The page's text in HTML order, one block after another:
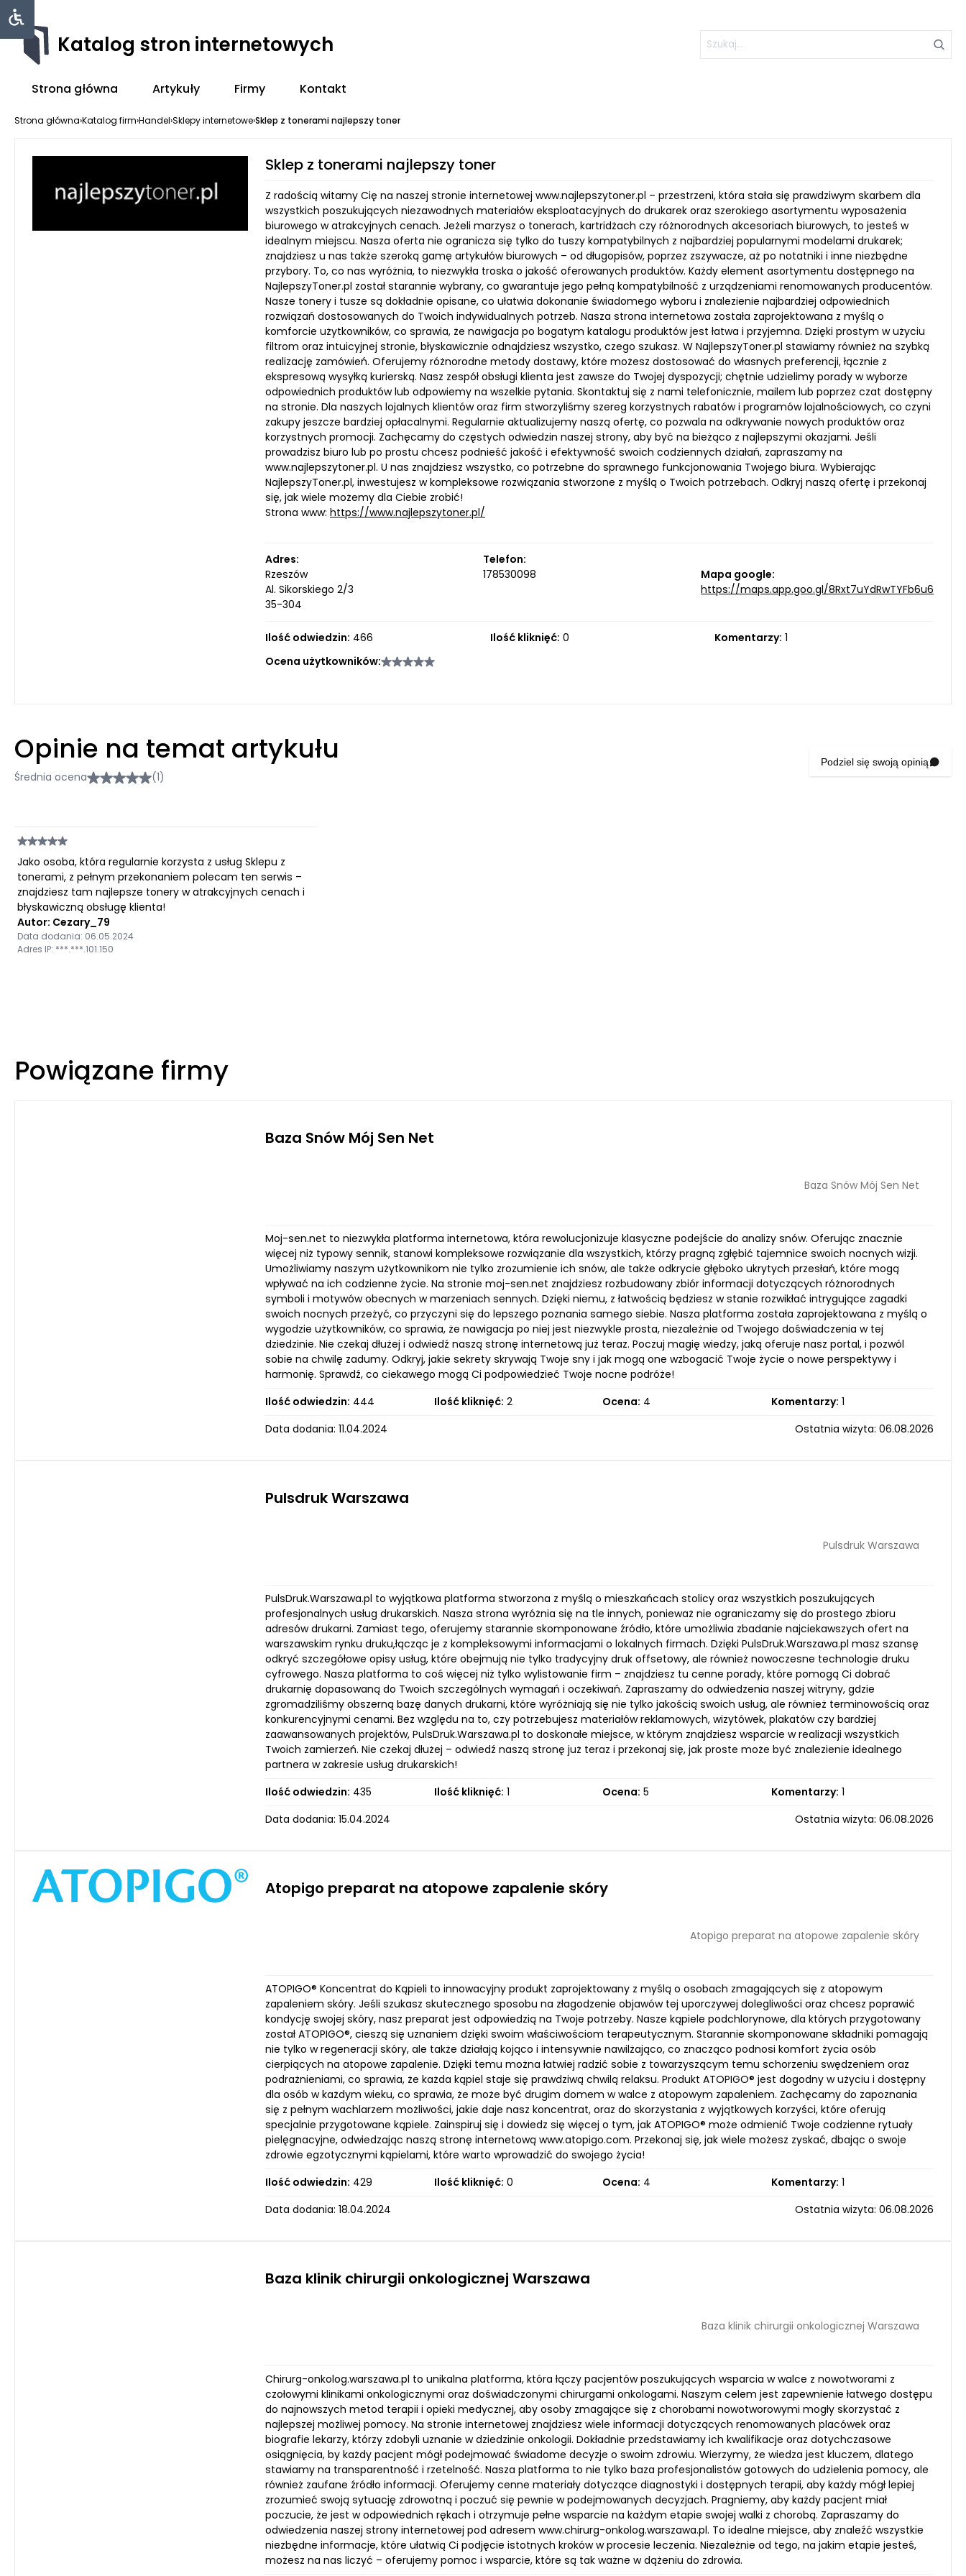
Katalog stron internetowych
Strona główna Artykuły Firmy Kontakt
Strona główna›Katalog firm›Handel›Sklepy internetowe›Sklep z tonerami najlepszy toner
Sklep z tonerami najlepszy toner
Z radością witamy Cię na naszej stronie internetowej www.najlepszytoner.pl – przestrzeni, która stała się prawdziwym skarbem dla
wszystkich poszukujących niezawodnych materiałów eksploatacyjnych do drukarek oraz szerokiego asortymentu wyposażenia
biurowego w atrakcyjnych cenach. Jeżeli marzysz o tonerach, kartridżach czy różnorodnych akcesoriach biurowych, to jesteś w
idealnym miejscu. Nasza oferta nie ogranicza się tylko do tuszy kompatybilnych z najbardziej popularnymi modelami drukarek;
znajdziesz u nas także szeroką gamę artykułów biurowych – od długopisów, poprzez zszywacze, aż po notatniki i inne niezbędne
przybory. To, co nas wyróżnia, to niezwykła troska o jakość oferowanych produktów. Każdy element asortymentu dostępnego na
NajlepszyToner.pl został starannie wybrany, co gwarantuje jego pełną kompatybilność z urządzeniami renomowanych producentów.
Nasze tonery i tusze są dokładnie opisane, co ułatwia dokonanie świadomego wyboru i znalezienie najbardziej odpowiednich
rozwiązań dostosowanych do Twoich indywidualnych potrzeb. Nasza strona internetowa została zaprojektowana z myślą o
komforcie użytkowników, co sprawia, że nawigacja po bogatym katalogu produktów jest łatwa i przyjemna. Dzięki prostym w użyciu
filtrom oraz intuicyjnej stronie, błyskawicznie odnajdziesz wszystko, czego szukasz. W NajlepszyToner.pl stawiamy również na szybką
realizację zamówień. Oferujemy różnorodne metody dostawy, które możesz dostosować do własnych preferencji, łącznie z
ekspresową wysyłką kurierską. Nasz zespół obsługi klienta jest zawsze do Twojej dyspozycji; chętnie udzielimy porady w wyborze
odpowiednich produktów lub odpowiemy na wszelkie pytania. Skontaktuj się z nami telefonicznie, mailem lub poprzez czat dostępny
na stronie. Dla naszych lojalnych klientów oraz firm stworzyliśmy szereg korzystnych rabatów i programów lojalnościowych, co czyni
zakupy jeszcze bardziej opłacalnymi. Regularnie aktualizujemy naszą ofertę, co pozwala na odkrywanie nowych produktów oraz
korzystnych promocji. Zachęcamy do częstych odwiedzin naszej strony, aby być na bieżąco z najlepszymi okazjami. Jeśli
prowadzisz biuro lub po prostu chcesz podnieść jakość i efektywność swoich codziennych działań, zapraszamy na
www.najlepszytoner.pl. U nas znajdziesz wszystko, co potrzebne do sprawnego funkcjonowania Twojego biura. Wybierając
NajlepszyToner.pl, inwestujesz w kompleksowe rozwiązania stworzone z myślą o Twoich potrzebach. Odkryj naszą ofertę i przekonaj
się, jak wiele możemy dla Ciebie zrobić!
Strona www: https://www.najlepszytoner.pl/
Adres:
Rzeszów
Al. Sikorskiego 2/3
35-304
Telefon:
178530098
Mapa google:
https://maps.app.goo.gl/8Rxt7uYdRwTYFb6u6
Ilość odwiedzin: 466 Ilość kliknięć: 0 Komentarzy: 1
Ocena użytkowników:
Opinie na temat artykułu
Średnia ocena (1)
Podziel się swoją opinią
Jako osoba, która regularnie korzysta z usług Sklepu z
tonerami, z pełnym przekonaniem polecam ten serwis –
znajdziesz tam najlepsze tonery w atrakcyjnych cenach i
błyskawiczną obsługę klienta!
Autor: Cezary_79
Data dodania: 06.05.2024
Adres IP: ***.***.101.150
Powiązane firmy
Baza Snów Mój Sen Net
Baza Snów Mój Sen Net
Moj-sen.net to niezwykła platforma internetowa, która rewolucjonizuje klasyczne podejście do analizy snów. Oferując znacznie
więcej niż typowy sennik, stanowi kompleksowe rozwiązanie dla wszystkich, którzy pragną zgłębić tajemnice swoich nocnych wizji.
Umożliwiamy naszym użytkownikom nie tylko zrozumienie ich snów, ale także odkrycie głęboko ukrytych przesłań, które mogą
wpływać na ich codzienne życie. Na stronie moj-sen.net znajdziesz rozbudowany zbiór informacji dotyczących różnorodnych
symboli i motywów obecnych w marzeniach sennych. Dzięki niemu, z łatwością będziesz w stanie rozwikłać intrygujące zagadki
swoich nocnych przeżyć, co przyczyni się do lepszego poznania samego siebie. Nasza platforma została zaprojektowana z myślą o
wygodzie użytkowników, co sprawia, że nawigacja po niej jest niezwykle prosta, niezależnie od Twojego doświadczenia w tej
dziedzinie. Nie czekaj dłużej i odwiedź naszą stronę internetową już teraz. Poczuj magię wiedzy, jaką oferuje nasz portal, i pozwól
sobie na chwilę zadumy. Odkryj, jakie sekrety skrywają Twoje sny i jak mogą one wzbogacić Twoje życie o nowe perspektywy i
harmonię. Sprawdź, co ciekawego mogą Ci podpowiedzieć Twoje nocne podróże!
Ilość odwiedzin: 444 Ilość kliknięć: 2 Ocena: 4 Komentarzy: 1
Data dodania: 11.04.2024
Ostatnia wizyta: 06.08.2026
Pulsdruk Warszawa
Pulsdruk Warszawa
PulsDruk.Warszawa.pl to wyjątkowa platforma stworzona z myślą o mieszkańcach stolicy oraz wszystkich poszukujących
profesjonalnych usług drukarskich. Nasza strona wyróżnia się na tle innych, ponieważ nie ograniczamy się do prostego zbioru
adresów drukarni. Zamiast tego, oferujemy starannie skomponowane źródło, które umożliwia zbadanie najciekawszych ofert na
warszawskim rynku druku,łącząc je z kompleksowymi informacjami o lokalnych firmach. Dzięki PulsDruk.Warszawa.pl masz szansę
odkryć szczegółowe opisy usług, które obejmują nie tylko tradycyjny druk offsetowy, ale również nowoczesne technologie druku
cyfrowego. Nasza platforma to coś więcej niż tylko wylistowanie firm – znajdziesz tu cenne porady, które pomogą Ci dobrać
drukarnię dopasowaną do Twoich szczególnych wymagań i oczekiwań. Zapraszamy do odwiedzenia naszej witryny, gdzie
zgromadziliśmy obszerną bazę danych drukarni, które wyróżniają się nie tylko jakością swoich usług, ale również terminowością oraz
konkurencyjnymi cenami. Bez względu na to, czy potrzebujesz materiałów reklamowych, wizytówek, plakatów czy bardziej
zaawansowanych projektów, PulsDruk.Warszawa.pl to doskonałe miejsce, w którym znajdziesz wsparcie w realizacji wszystkich
Twoich zamierzeń. Nie czekaj dłużej – odwiedź naszą stronę już teraz i przekonaj się, jak proste może być znalezienie idealnego
partnera w zakresie usług drukarskich!
Ilość odwiedzin: 435 Ilość kliknięć: 1 Ocena: 5 Komentarzy: 1
Data dodania: 15.04.2024
Ostatnia wizyta: 06.08.2026
Atopigo preparat na atopowe zapalenie skóry
Atopigo preparat na atopowe zapalenie skóry
ATOPIGO® Koncentrat do Kąpieli to innowacyjny produkt zaprojektowany z myślą o osobach zmagających się z atopowym
zapaleniem skóry. Jeśli szukasz skutecznego sposobu na złagodzenie objawów tej uporczywej dolegliwości oraz chcesz poprawić
kondycję swojej skóry, nasz preparat jest odpowiedzią na Twoje potrzeby. Nasze kąpiele podchlorynowe, dla których przygotowany
został ATOPIGO®, cieszą się uznaniem dzięki swoim właściwościom terapeutycznym. Starannie skomponowane składniki pomagają
nie tylko w regeneracji skóry, ale także działają kojąco i intensywnie nawilżająco, co znacząco podnosi komfort życia osób
cierpiących na atopowe zapalenie. Dzięki temu można łatwiej radzić sobie z towarzyszącym temu schorzeniu swędzeniem oraz
podrażnieniami, co sprawia, że każda kąpiel staje się prawdziwą chwilą relaksu. Produkt ATOPIGO® jest dogodny w użyciu i dostępny
dla osób w każdym wieku, co sprawia, że może być drugim domem w walce z atopowym zapaleniem. Zachęcamy do zapoznania
się z pełnym wachlarzem możliwości, jakie daje nasz koncentrat, oraz do skorzystania z wyjątkowych korzyści, które oferują
specjalnie przygotowane kąpiele. Zainspiruj się i dowiedz się więcej o tym, jak ATOPIGO® może odmienić Twoje codzienne rytuały
pielęgnacyjne, odwiedzając naszą stronę internetową www.atopigo.com. Przekonaj się, jak wiele możesz zyskać, dbając o swoje
zdrowie egzotycznymi kąpielami, które warto wprowadzić do swojego życia!
Ilość odwiedzin: 429 Ilość kliknięć: 0 Ocena: 4 Komentarzy: 1
Data dodania: 18.04.2024
Ostatnia wizyta: 06.08.2026
Baza klinik chirurgii onkologicznej Warszawa
Baza klinik chirurgii onkologicznej Warszawa
Chirurg-onkolog.warszawa.pl to unikalna platforma, która łączy pacjentów poszukujących wsparcia w walce z nowotworami z
czołowymi klinikami onkologicznymi oraz doświadczonymi chirurgami onkologami. Naszym celem jest zapewnienie łatwego dostępu
do najnowszych metod terapii i opieki medycznej, aby osoby zmagające się z chorobami nowotworowymi mogły skorzystać z
najlepszej możliwej pomocy. Na stronie internetowej znajdziesz wiele informacji dotyczących renomowanych placówek oraz
biografie lekarzy, którzy zdobyli uznanie w dziedzinie onkologii. Dokładnie przedstawiamy ich kwalifikacje oraz dotychczasowe
osiągnięcia, by każdy pacjent mógł podejmować świadome decyzje o swoim zdrowiu. Wierzymy, że wiedza jest kluczem, dlatego
stawiamy na transparentność i rzetelność. Nasza platforma to nie tylko baza profesjonalistów gotowych do udzielenia pomocy, ale
również zaufane źródło informacji. Oferujemy cenne materiały dotyczące diagnostyki i dostępnych terapii, aby każdy mógł lepiej
zrozumieć swoją sytuację zdrowotną i poczuć się pewnie w podejmowanych decyzjach. Pragniemy, aby każdy pacjent miał
poczucie, że jest w odpowiednich rękach i otrzymuje pełne wsparcie na każdym etapie swojej walki z chorobą. Zapraszamy do
odwiedzenia naszej strony internetowej pod adresem www.chirurg-onkolog.warszawa.pl. To idealne miejsce, aby znaleźć wszystkie
niezbędne informacje, które ułatwią Ci podjęcie istotnych kroków w procesie leczenia. Niezależnie od tego, na jakim etapie jesteś,
możesz na nas liczyć – oferujemy pomoc i wsparcie, które są tak ważne w dążeniu do zdrowia.